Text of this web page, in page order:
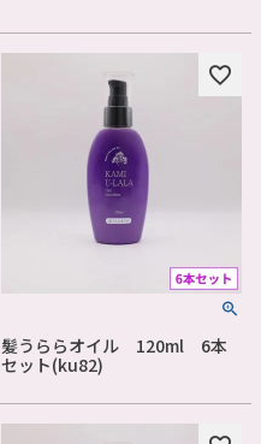
髪うららオイル 120ml 6本
セット(ku82)